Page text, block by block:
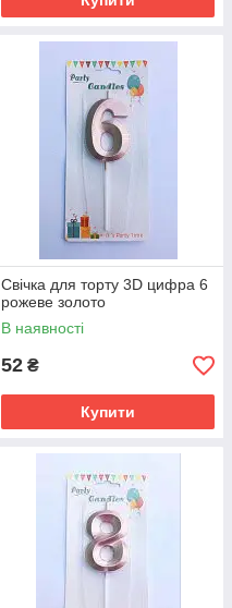
Свічка для торту 3D цифра 6
рожеве золото
В наявності
52 ₴
Купити